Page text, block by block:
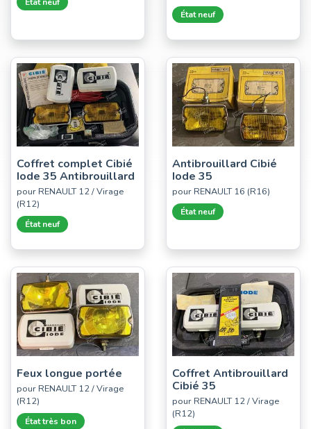
État neuf
Coffret complet Cibié
Iode 35 Antibrouillard
pour RENAULT 12 / Virage
(R12)
État neuf
Antibrouillard Cibié
Iode 35
pour RENAULT 16 (R16)
État neuf
Feux longue portée
pour RENAULT 12 / Virage
(R12)
État très bon
Coffret Antibrouillard
Cibié 35
pour RENAULT 12 / Virage
(R12)